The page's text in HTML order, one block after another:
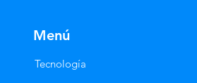
Menú
Tecnología